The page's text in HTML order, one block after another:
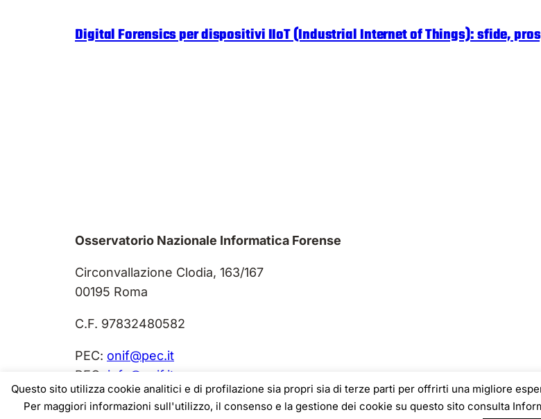
Digital Forensics per dispositivi IIoT (Industrial Internet of Things): sfide,
Osservatorio Nazionale Informatica Forense
Circonvallazione Clodia, 163/167
00195 Roma
C.F. 97832480582
PEC: onif@pec.it
PEO: info@onif.it
Questo sito utilizza cookie analitici e di profilazione sia propri sia di terze parti per offrirti una migliore
Per maggiori informazioni sull'utilizzo, il consenso e la gestione dei cookie su questo sito consulta